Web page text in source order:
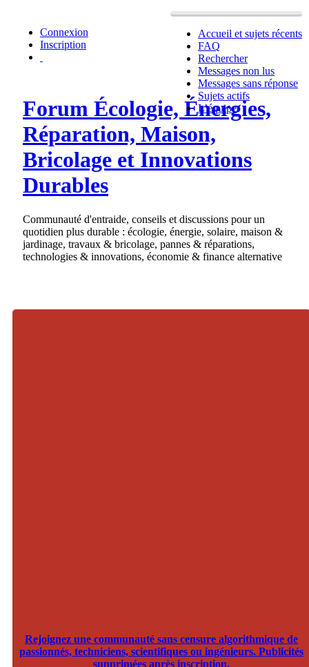
Accueil et sujets récents
FAQ
Rechercher
Messages non lus
Messages sans réponse
Sujets actifs
L’équipe
Connexion
Inscription
Forum Écologie, Énergies,
Réparation, Maison,
Bricolage et Innovations
Durables
Communauté d'entraide, conseils et discussions pour un
quotidien plus durable : écologie, énergie, solaire, maison &
jardinage, travaux & bricolage, pannes & réparations,
technologies & innovations, économie & finance alternative
Rejoignez une communauté sans censure algorithmique de
passionnés, techniciens, scientifiques ou ingénieurs. Publicités
supprimées après inscription.